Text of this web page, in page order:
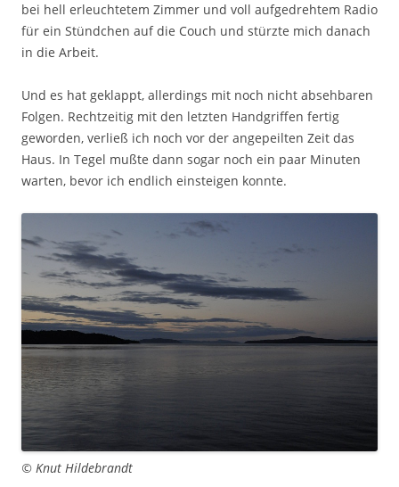
bei hell erleuchtetem Zimmer und voll aufgedrehtem Radio
für ein Stündchen auf die Couch und stürzte mich danach
in die Arbeit.
Und es hat geklappt, allerdings mit noch nicht absehbaren
Folgen. Rechtzeitig mit den letzten Handgriffen fertig
geworden, verließ ich noch vor der angepeilten Zeit das
Haus. In Tegel mußte dann sogar noch ein paar Minuten
warten, bevor ich endlich einsteigen konnte.
© Knut Hildebrandt